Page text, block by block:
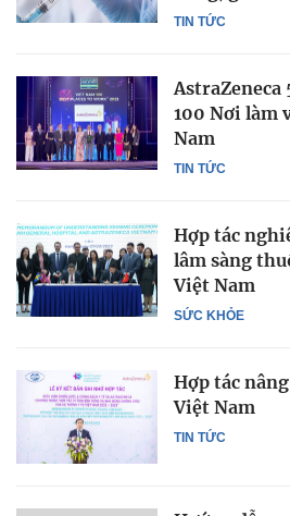
TIN TỨC
TIN TỨC
AstraZeneca
100 Nơi làm
Nam
SỨC KHỎE
Hợp tác
lâm sàng
Việt Nam
TIN TỨC
Hợp tác
Việt Nam